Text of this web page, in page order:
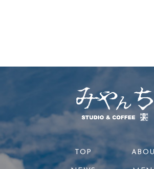
TOP